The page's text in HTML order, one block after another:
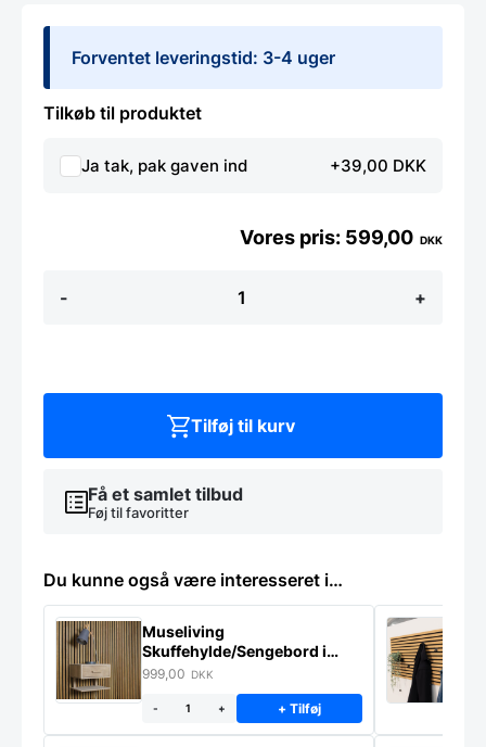
Forventet leveringstid: 3-4 uger
Tilkøb til produktet
Ja tak, pak gaven ind +39,00 DKK
-
Brændt
+
599,00 DKK
Få et samlet tilbud
Føj til favoritter
Tilføj til kurv
Du kunne også være interesseret i…
Museliving
Skuffehylde/Sengebord i
massiv eg
999,00 DKK
- + + Tilføj